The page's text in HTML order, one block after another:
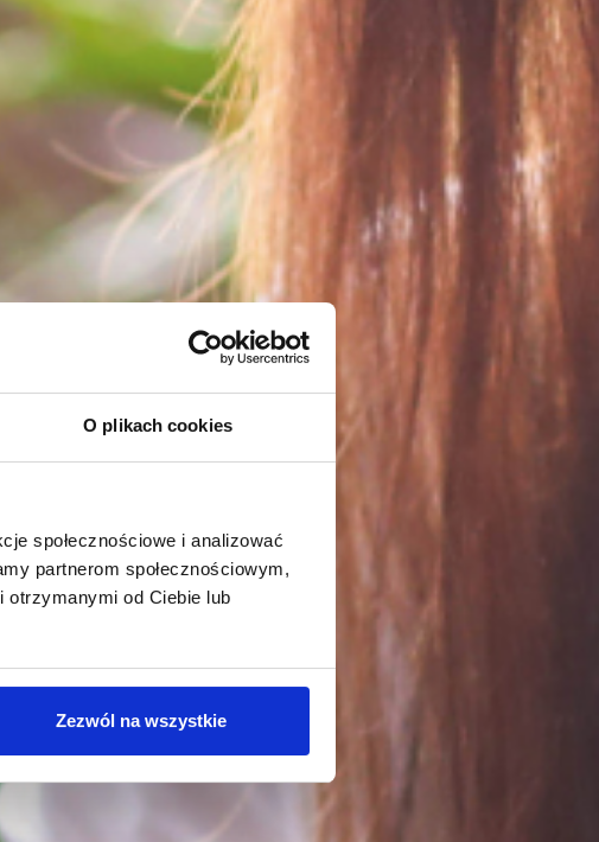
O plikach cookies
społecznościowe i analizować
partnerom społecznościowym,
otrzymanymi od Ciebie lub
Zezwól na wszystkie